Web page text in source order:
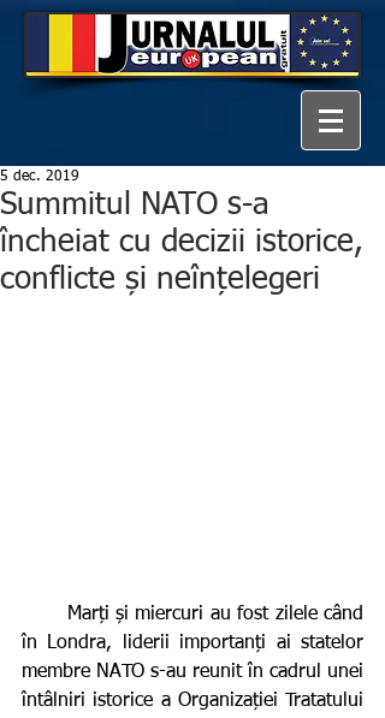
Summitul NATO s-a
încheiat cu decizii istorice,
conflicte și neînțelegeri
5 dec. 2019
în Londra, liderii importanți ai statelor
membre NATO s-au reunit în cadrul unei
întâlniri istorice a Organizației Tratatului